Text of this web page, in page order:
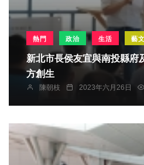
熱門 政治 生活 藝文
新北市長侯友宜與南投縣府
方創生
陳朝枝 2023年六月26日